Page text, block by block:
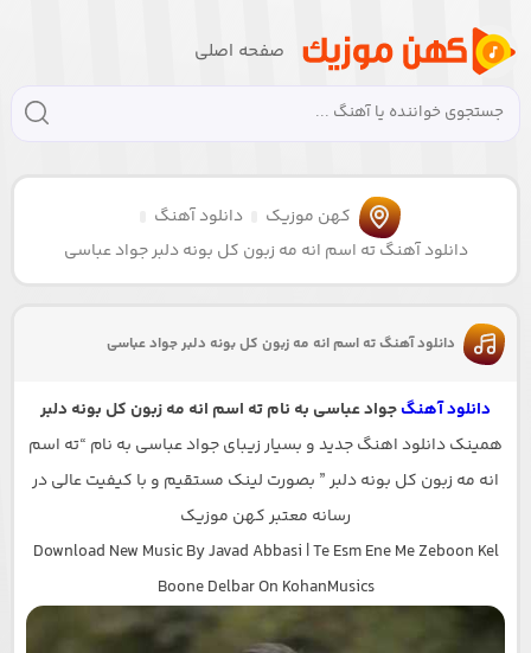
صفحه اصلی
کهن موزیک
دانلود آهنگ
دانلود آهنگ ته اسم انه مه زبون کل بونه دلبر جواد عباسی
دانلود آهنگ ته اسم انه مه زبون کل بونه دلبر جواد عباسی
دانلود آهنگجواد عباسی به نام ته اسم انه مه زبون کل بونه دلبر
همینک دانلود اهنگ جدید و بسیار زیبای جواد عباسی به نام “ته اسم
انه مه زبون کل بونه دلبر ” بصورت لینک مستقیم و با کیفیت عالی در
رسانه معتبر کهن موزیک
Download New Music By Javad Abbasi | Te Esm Ene Me Zeboon Kel
Boone Delbar On KohanMusics